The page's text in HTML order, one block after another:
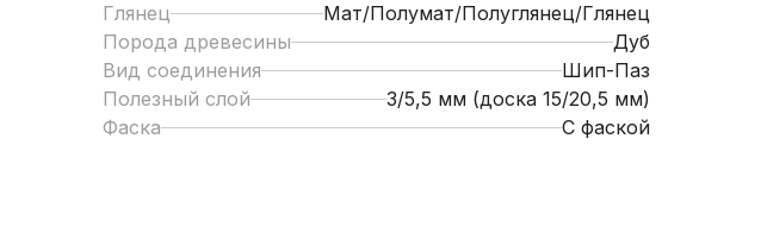
Глянец
Мат/Полумат/Полуглянец/Глянец
Порода древесины
Дуб
Вид соединения
Шип-Паз
Полезный слой
3/5,5 мм (доска 15/20,5 мм)
Фаска
С фаской